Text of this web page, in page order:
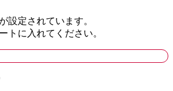
設定されています。
トに入れてください。